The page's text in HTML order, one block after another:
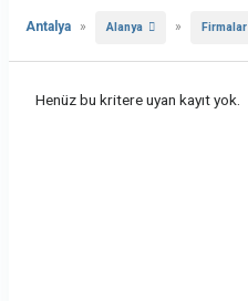
Antalya » Alanya » Firmalar
Henüz bu kritere uyan kayıt yok.